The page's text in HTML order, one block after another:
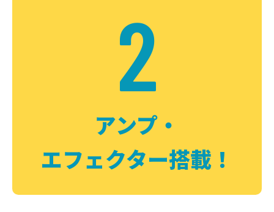
2
アンプ・
エフェクター搭載！